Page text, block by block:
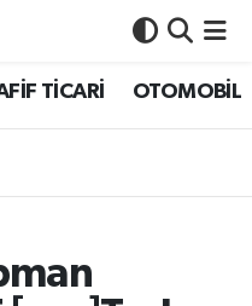
TİCARİ OTOMOBİL